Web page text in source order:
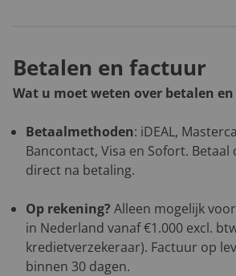
Betalen en factuur
Wat u moet weten over betalen
Betaalmethoden: iDEAL,
Bancontact, Visa en Sofort.
direct na betaling.
Op rekening? Alleen mogelijk
in Nederland vanaf €1.000 excl.
kredietverzekeraar). Factuur op
binnen 30 dagen.